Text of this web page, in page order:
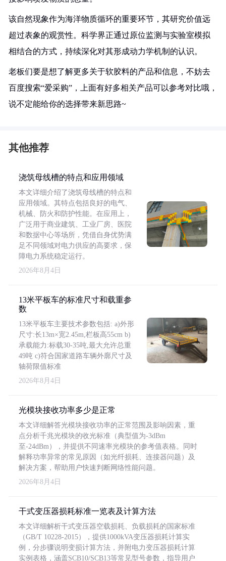
该自然现象作为海洋物质循环的重要环节，其研究价值远
超过表象的观赏性。科学界正通过原位监测与实验室模拟
相结合的方式，持续深化对其形成动力学机制的认识。
老板们要是想了解更多关于软胶料的产品和信息，不妨去
百度搜索“爱采购”，上面有好多相关产品可以参考对比哦，
说不定能给你的选择带来新思路~
其他推荐
浇筑母线槽的特点和应用领域
本文详细介绍了浇筑母线槽的特点和
应用领域。其特点包括良好的电气、
机械、防火和防护性能。在应用上，
广泛用于商业建筑、工业厂房、医院
和数据中心等场所，凭借自身优势满
足不同领域对电力供应的高要求，保
障电力系统稳定运行。
2026年8月4日
13米平板车的标准尺寸和载重参
数
13米平板车主要技术参数包括: a)外形
尺寸:长13m×宽2.45m,栏板高55cm b)
承载能力:标载30-35吨,最大允许总重
49吨 c)符合国家道路车辆外廓尺寸及
轴荷限值标准
2026年8月4日
光模块接收功率多少是正常
本文详细解答光模块接收功率的正常范围及影响因素，重
点分析千兆光模块的收光标准（典型值为-3dBm
至-24dBm），并提供不同速率光模块的参考值表格。同时
解释功率异常的常见原因（如光纤损耗、连接器问题）及
解决方案，帮助用户快速判断网络性能问题。
2026年8月4日
干式变压器损耗标准一览表及计算方法
本文详细解析干式变压器空载损耗、负载损耗的国家标准
（GB/T 10228-2015），提供1000kVA变压器损耗计算实
例，分步骤说明变损计算方法，并附电力变压器损耗计算
实例表格，涵盖SCB10/SCB13等常见型号参数，指导用户